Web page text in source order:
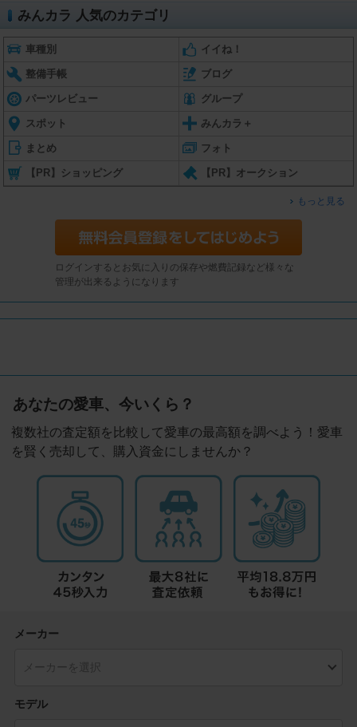
みんカラ 人気のカテゴリ
車種別 イイね！
整備手帳 ブログ
パーツレビュー グループ
スポット みんカラ＋
まとめ フォト
【PR】ショッピング 【PR】オークション
もっと見る
ログインするとお気に入りの保存や燃費記録など様々な
管理が出来るようになります
あなたの愛車、今いくら？
複数社の査定額を比較して愛車の最高額を調べよう！愛車
を賢く売却して、購入資金にしませんか？
メーカー
モデル